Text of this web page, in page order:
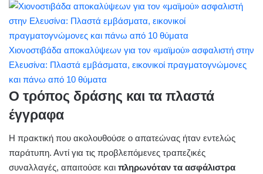
Χιονοστιβάδα αποκαλύψεων για τον «μαϊμού» ασφαλιστή στην
Ελευσίνα: Πλαστά εμβάσματα, εικονικοί πραγματογνώμονες
και πάνω από 10 θύματα
Ο τρόπος δράσης και τα πλαστά
έγγραφα
Η πρακτική που ακολουθούσε ο απατεώνας ήταν εντελώς
παράτυπη. Αντί για τις προβλεπόμενες τραπεζικές
συναλλαγές, απαιτούσε και πληρωνόταν τα ασφάλιστρα